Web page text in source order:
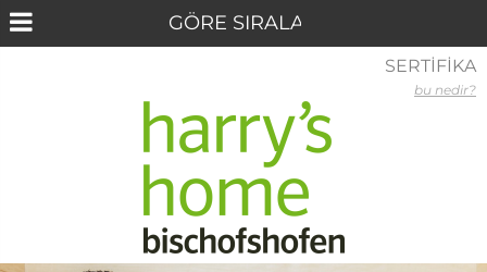
SERTİFİKA
bu nedir?